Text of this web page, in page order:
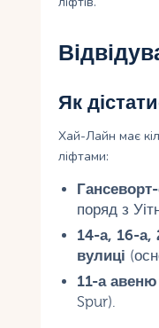
Як
Хай-Лайн має
ліфтами:
Гансеворт-
поряд з
14-а, 16-а,
вулиці
11-а авеню
Spur).